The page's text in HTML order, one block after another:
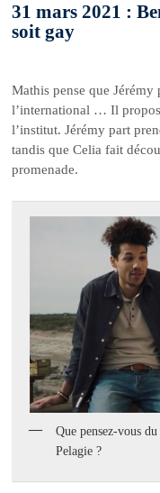
31 mars 2021 :
soit gay
Mathis pense que Jérémy
l’international … Il
l’institut. Jérémy part
tandis que Celia fait
promenade.
Que pensez-vous
Pelagie ?